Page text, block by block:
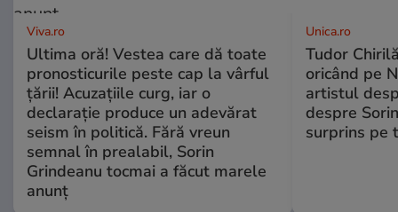
Viva.ro
Ultima oră! Vestea care dă toate
pronosticurile peste cap la vârful
țării! Acuzațiile curg, iar o
declarație produce un adevărat
seism în politică. Fără vreun
semnal în prealabil, Sorin
Grindeanu tocmai a făcut marele
anunț
Unica.ro
Tudor
oricând pe
artistul
despre
surprins pe